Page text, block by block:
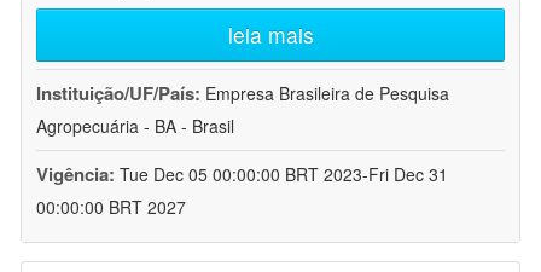
leia mais
Instituição/UF/País: Empresa Brasileira de Pesquisa
Agropecuária - BA - Brasil
Vigência: Tue Dec 05 00:00:00 BRT 2023-Fri Dec 31
00:00:00 BRT 2027